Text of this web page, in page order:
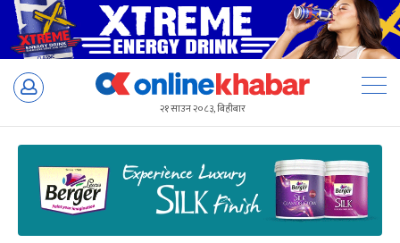
Skip
२१ साउन २०८३, बिहीबार